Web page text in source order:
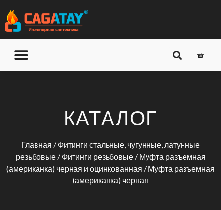
КАТАЛОГ
Главная / Фитинги стальные, чугунные, латунные
резьбовые/ Фитинги резьбовые/ Муфта разъемная
(американка) черная и оцинкованная / Муфта разъемная
(американка) черная